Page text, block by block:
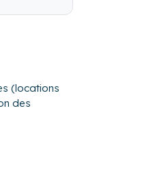
(locations
des